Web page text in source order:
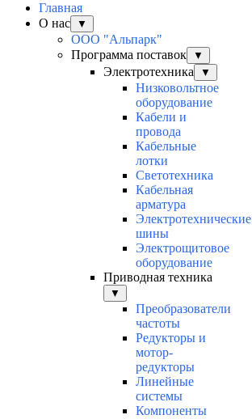
Главная
О нас
▼
ООО "Альпарк"
Программа поставок
▼
Электротехника ▼
Низковольтное
оборудование
Кабели и
провода
Кабельные
лотки
Светотехника
Кабельная
арматура
Электротехнические
шины
Электрощитовое
оборудование
Приводная техника
▼
Преобразователи
частоты
Редукторы и
мотор-
редукторы
Линейные
системы
Компоненты